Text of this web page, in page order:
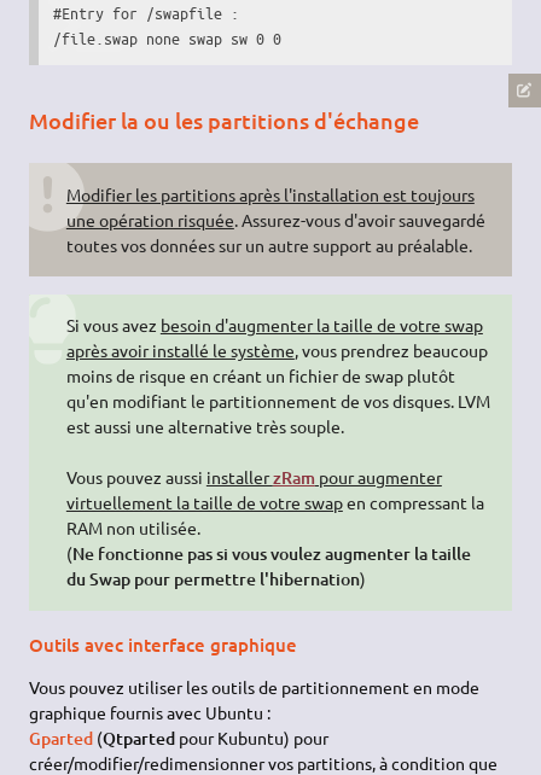
#Entry for /swapfile :
/file.swap none swap sw 0 0
Modifier la ou les partitions d'échange
Modifier les partitions après l'installation est toujours
une opération risquée. Assurez-vous d'avoir sauvegardé
toutes vos données sur un autre support au préalable.
Si vous avez besoin d'augmenter la taille de votre swap
après avoir installé le système, vous prendrez beaucoup
moins de risque en créant un fichier de swap plutôt
qu'en modifiant le partitionnement de vos disques. LVM
est aussi une alternative très souple.
Vous pouvez aussi installerzRam pour augmenter
virtuellement la taille de votre swapen compressant la
RAM non utilisée.
(Ne fonctionne pas si vous voulez augmenter la taille
du Swap pour permettre l'hibernation)
Outils avec interface graphique
Vous pouvez utiliser les outils de partitionnement en mode
graphique fournis avec Ubuntu :
Gparted (Qtparted pour Kubuntu) pour
créer/modifier/redimensionner vos partitions, à condition que